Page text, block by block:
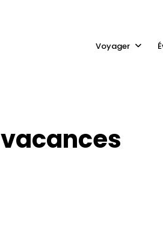
Voyager
vacances